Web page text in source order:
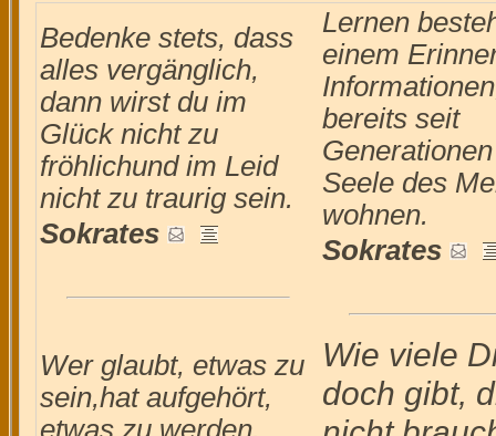
Bedenke stets, dass
alles vergänglich,
dann wirst du im
Glück nicht zu
fröhlichund im Leid
nicht zu traurig sein.
Sokrates
Lernen
einem
bereits seit
Seele des
wohnen.
Sokrates
Wer glaubt, etwas zu
sein,hat aufgehört,
etwas zu werden.
Wie viele
doch gibt,